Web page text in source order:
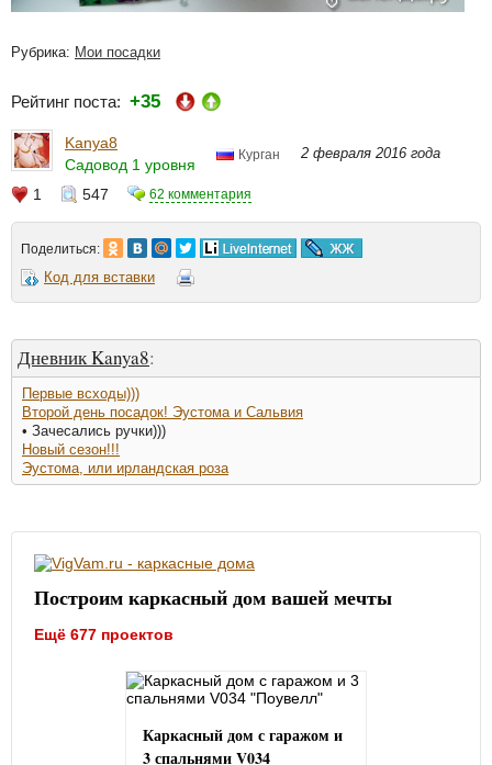
Рубрика: Мои посадки
Рейтинг поста: +35
Kanya8
Садовод 1 уровня
Курган 2 февраля 2016 года
1 547 62 комментария
Поделиться:
Код для вставки
Дневник Kanya8:
Первые всходы)))
Второй день посадок! Эустома и Сальвия
• Зачесались ручки)))
Новый сезон!!!
Эустома, или ирландская роза
Построим каркасный дом вашей мечты
Ещё 677 проектов
Каркасный дом с гаражом и
3 спальнями V034